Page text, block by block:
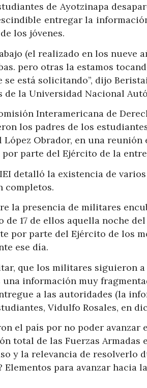
de Ayotzinapa
entregar la
los jóvenes.
(el realizado en los nueve
pero otras la estamos
se está solicitando”, dijo
la Universidad Nacional
Interamericana de
los padres de los
Obrador, en una
parte del Ejército de la
detalló la existencia de
completos.
la presencia de militares
17 de ellos aquella noche
por parte del Ejército de los
ese día.
que los militares siguieron
una información muy
a las autoridades (la
Vidulfo Rosales, en
el país por no poder avanzar
total de las Fuerzas Armadas
y la relevancia de resolverlo
Elementos para avanzar hacia